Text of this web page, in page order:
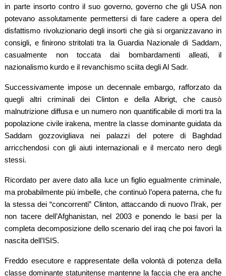
in parte insorto contro il suo governo, governo che gli USA non
potevano assolutamente permettersi di fare cadere a opera del
disfattismo rivoluzionario degli insorti che già si organizzavano in
consigli, e finirono stritolati tra la Guardia Nazionale di Saddam,
casualmente non toccata dai bombardamenti alleati, il
nazionalismo kurdo e il revanchismo sciita degli Al Sadr.
Successivamente impose un decennale embargo, rafforzato da
quegli altri criminali dei Clinton e della Albrigt, che causò
malnutrizione diffusa e un numero non quantificabile di morti tra la
popolazione civile irakena, mentre la classe dominante guidata da
Saddam gozzovigliava nei palazzi del potere di Baghdad
arricchendosi con gli aiuti internazionali e il mercato nero degli
stessi.
Ricordato per avere dato alla luce un figlio egualmente criminale,
ma probabilmente più imbelle, che continuò l’opera paterna, che fu
la stessa dei “concorrenti” Clinton, attaccando di nuovo l’Irak, per
non tacere dell’Afghanistan, nel 2003 e ponendo le basi per la
completa decomposizione dello scenario del iraq che poi favorì la
nascita dell’ISIS.
Freddo esecutore e rappresentate della volontà di potenza della
classe dominante statunitense mantenne la faccia che era anche